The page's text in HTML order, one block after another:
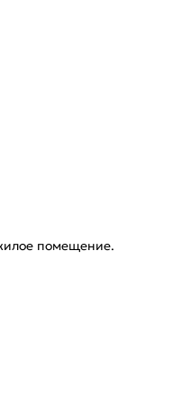
помещение.